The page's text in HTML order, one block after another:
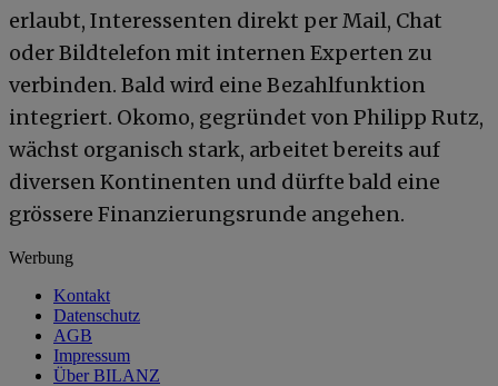
erlaubt, Interessenten direkt per Mail, Chat
oder Bildtelefon mit internen Experten zu
verbinden. Bald wird eine Bezahlfunktion
integriert. Okomo, gegründet von Philipp Rutz,
wächst organisch stark, arbeitet bereits auf
diversen Kontinenten und dürfte bald eine
grössere Finanzierungsrunde angehen.
Werbung
Kontakt
Datenschutz
AGB
Impressum
Über BILANZ